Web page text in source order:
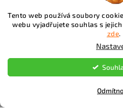
Tento web používá soubory
webu vyjadřujete souhlas s
zde.
Instagram